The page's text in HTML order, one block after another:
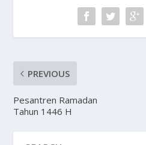
PREVIOUS
Pesantren Ramadan
Tahun 1446 H